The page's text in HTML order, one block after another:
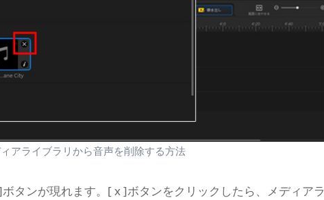
アライブラリから音声を削除する方法
タンが現れます。[ x ]ボタンをクリックしたら、メディアラ